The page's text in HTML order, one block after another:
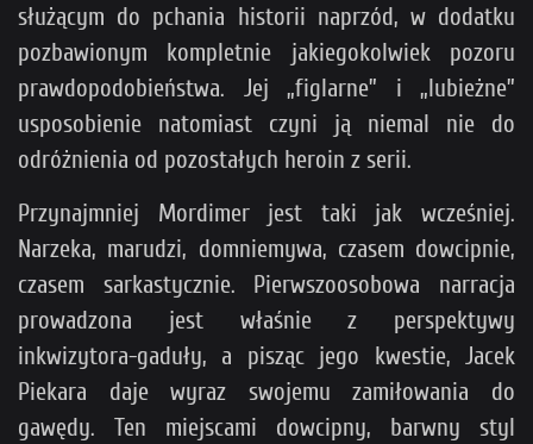
służącym do pchania historii naprzód, w dodatku
pozbawionym kompletnie jakiegokolwiek pozoru
prawdopodobieństwa. Jej „figlarne” i „lubieżne”
usposobienie natomiast czyni ją niemal nie do
odróżnienia od pozostałych heroin z serii.
Przynajmniej Mordimer jest taki jak wcześniej.
Narzeka, marudzi, domniemywa, czasem dowcipnie,
czasem sarkastycznie. Pierwszoosobowa narracja
prowadzona jest właśnie z perspektywy
inkwizytora-gaduły, a pisząc jego kwestie, Jacek
Piekara daje wyraz swojemu zamiłowania do
gawędy. Ten miejscami dowcipny, barwny styl